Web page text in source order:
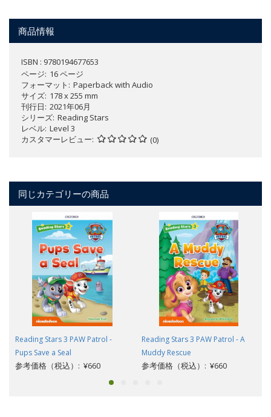
商品情報
ISBN : 9780194677653
ページ 16 ページ
フォーマット
Paperback with Audio
サイズ 178 x 255 mm
刊行日 2021年06月
シリーズ Reading Stars
レベル Level 3
カスタマーレビュー
(0)
同じカテゴリーの商品
Reading Stars 3 PAW Patrol -
Pups Save a Seal
参考価格（税込）: ¥660
Reading Stars 3 PAW Patrol - A
Muddy Rescue
参考価格（税込）: ¥660